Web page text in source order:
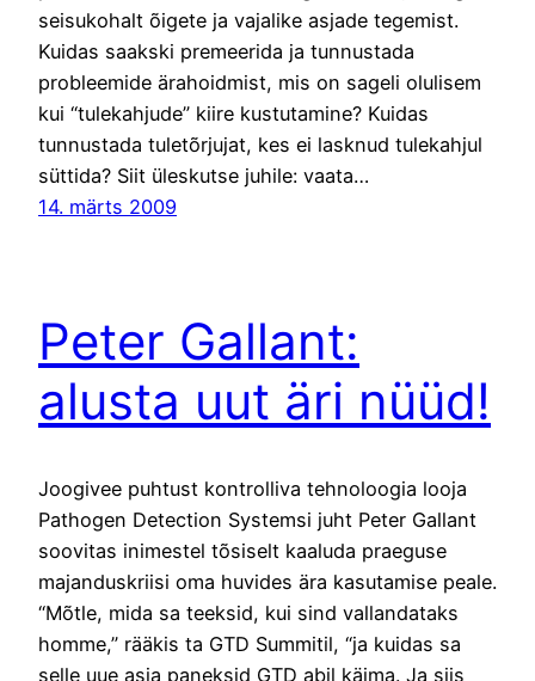
seisukohalt õigete ja vajalike asjade tegemist.
Kuidas saakski premeerida ja tunnustada
probleemide ärahoidmist, mis on sageli olulisem
kui “tulekahjude” kiire kustutamine? Kuidas
tunnustada tuletõrjujat, kes ei lasknud tulekahjul
süttida? Siit üleskutse juhile: vaata…
14. märts 2009
Peter Gallant:
alusta uut äri nüüd!
Joogivee puhtust kontrolliva tehnoloogia looja
Pathogen Detection Systemsi juht Peter Gallant
soovitas inimestel tõsiselt kaaluda praeguse
majanduskriisi oma huvides ära kasutamise peale.
“Mõtle, mida sa teeksid, kui sind vallandataks
homme,” rääkis ta GTD Summitil, “ja kuidas sa
selle uue asja paneksid GTD abil käima. Ja siis